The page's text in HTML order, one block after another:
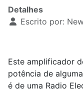
Detalhes
Escrito por:
Este amplificador
potência de
é de uma Radio